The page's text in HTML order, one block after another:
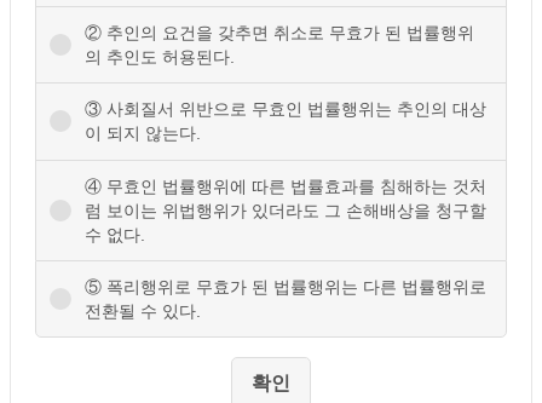
② 추인의 요건을 갖추면 취소로 무효가 된 법률행위
의 추인도 허용된다.
③ 사회질서 위반으로 무효인 법률행위는 추인의 대상
이 되지 않는다.
④ 무효인 법률행위에 따른 법률효과를 침해하는 것처
럼 보이는 위법행위가 있더라도 그 손해배상을 청구할
수 없다.
⑤ 폭리행위로 무효가 된 법률행위는 다른 법률행위로
전환될 수 있다.